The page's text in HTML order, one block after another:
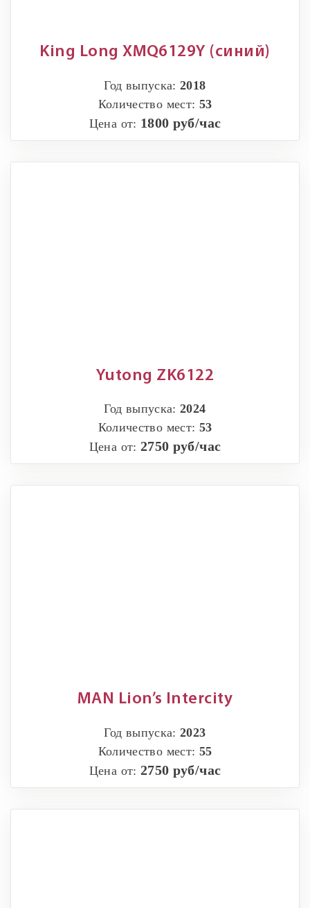
King Long XMQ6129Y (синий)
Год выпуска:2018
Количество мест: 53
Цена от: 1800 руб/час
Yutong ZK6122
Год выпуска:2024
Количество мест: 53
Цена от: 2750 руб/час
MAN Lion’s Intercity
Год выпуска:2023
Количество мест: 55
Цена от: 2750 руб/час